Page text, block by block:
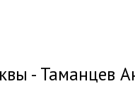
- Таманцев